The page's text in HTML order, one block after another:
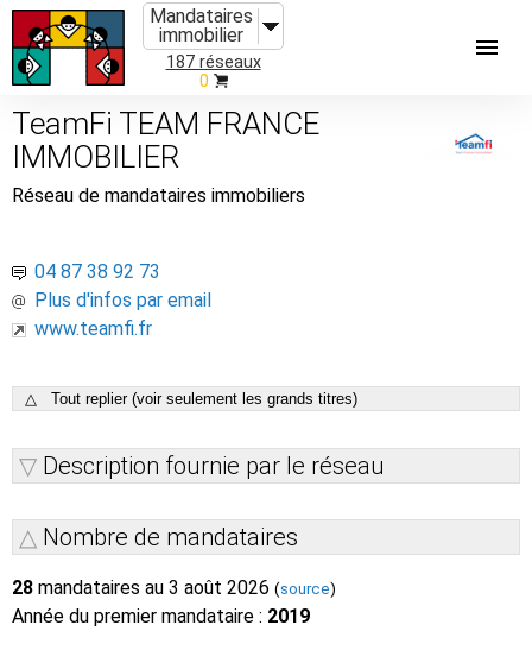
Mandataires
immobilier
187 réseaux
0
TeamFi TEAM FRANCE
IMMOBILIER
Réseau de mandataires immobiliers
04 87 38 92 73
Plus d'infos par email
www.teamfi.fr
△ Tout replier (voir seulement les grands titres)
Description fournie par le réseau
Nombre de mandataires
28 mandataires au 3 août 2026 (source)
Année du premier mandataire : 2019